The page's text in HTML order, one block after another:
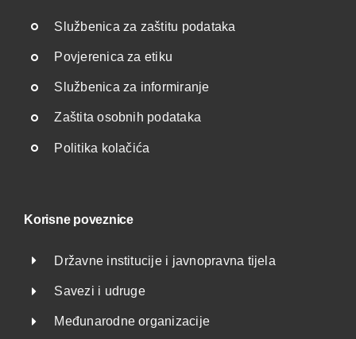
Službenica za zaštitu podataka
Povjerenica za etiku
Službenica za informiranje
Zaštita osobnih podataka
Politika kolačića
Korisne poveznice
Državne institucije i javnopravna tijela
Savezi i udruge
Međunarodne organizacije